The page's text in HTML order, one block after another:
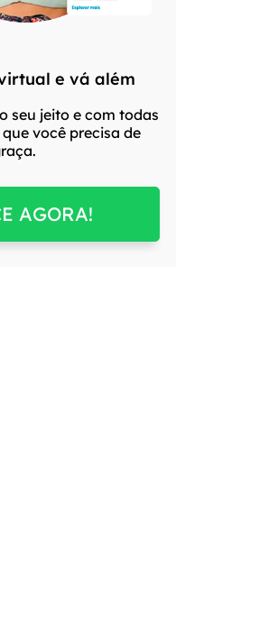
e vá além
seu jeito e com todas
você precisa de
AGORA!